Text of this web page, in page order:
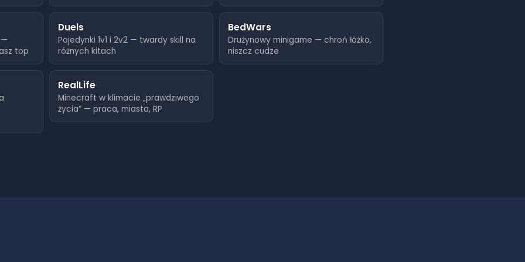
42
46
46
45
49
—
top
Duels
Pojedynki 1v1 i 2v2 — twardy skill na
różnych kitach
BedWars
Drużynowy minigame — chroń łóżko,
niszcz cudze
RealLife
Minecraft w klimacie „prawdziwego
życia” — praca, miasta, RP